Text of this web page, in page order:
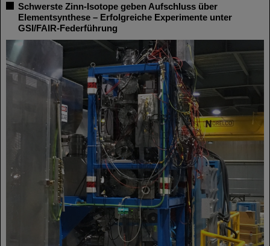
Schwerste Zinn-Isotope geben Aufschluss über
Elementsynthese – Erfolgreiche Experimente unter
GSI/FAIR-Federführung